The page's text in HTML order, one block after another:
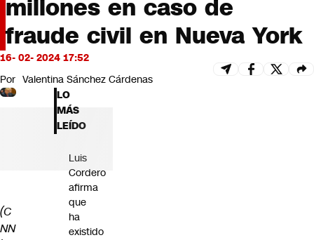
CNN tiempo
Futuro 360
Opinión
millones en caso de
fraude civil en Nueva York
16- 02- 2024 17:52
Por Valentina Sánchez Cárdenas
(C
NN
LO
MÁS
LEÍDO
Luis
Cordero
afirma
que
ha
existido